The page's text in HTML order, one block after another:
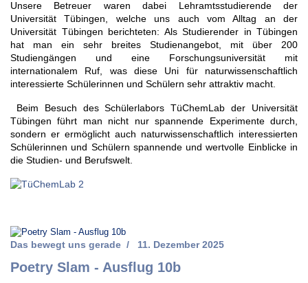
Unsere Betreuer waren dabei Lehramtsstudierende der
Universität Tübingen, welche uns auch vom Alltag an der
Universität Tübingen berichteten: Als Studierender in Tübingen
hat man ein sehr breites Studienangebot, mit über 200
Studiengängen und eine Forschungsuniversität mit
internationalem Ruf, was diese Uni für naturwissenschaftlich
interessierte Schülerinnen und Schülern sehr attraktiv macht.
Beim Besuch des Schülerlabors TüChemLab der Universität
Tübingen führt man nicht nur spannende Experimente durch,
sondern er ermöglicht auch naturwissenschaftlich interessierten
Schülerinnen und Schülern spannende und wertvolle Einblicke in
die Studien- und Berufswelt.
Poetry Slam - Ausflug 10b
Das bewegt uns gerade 11. Dezember 2025